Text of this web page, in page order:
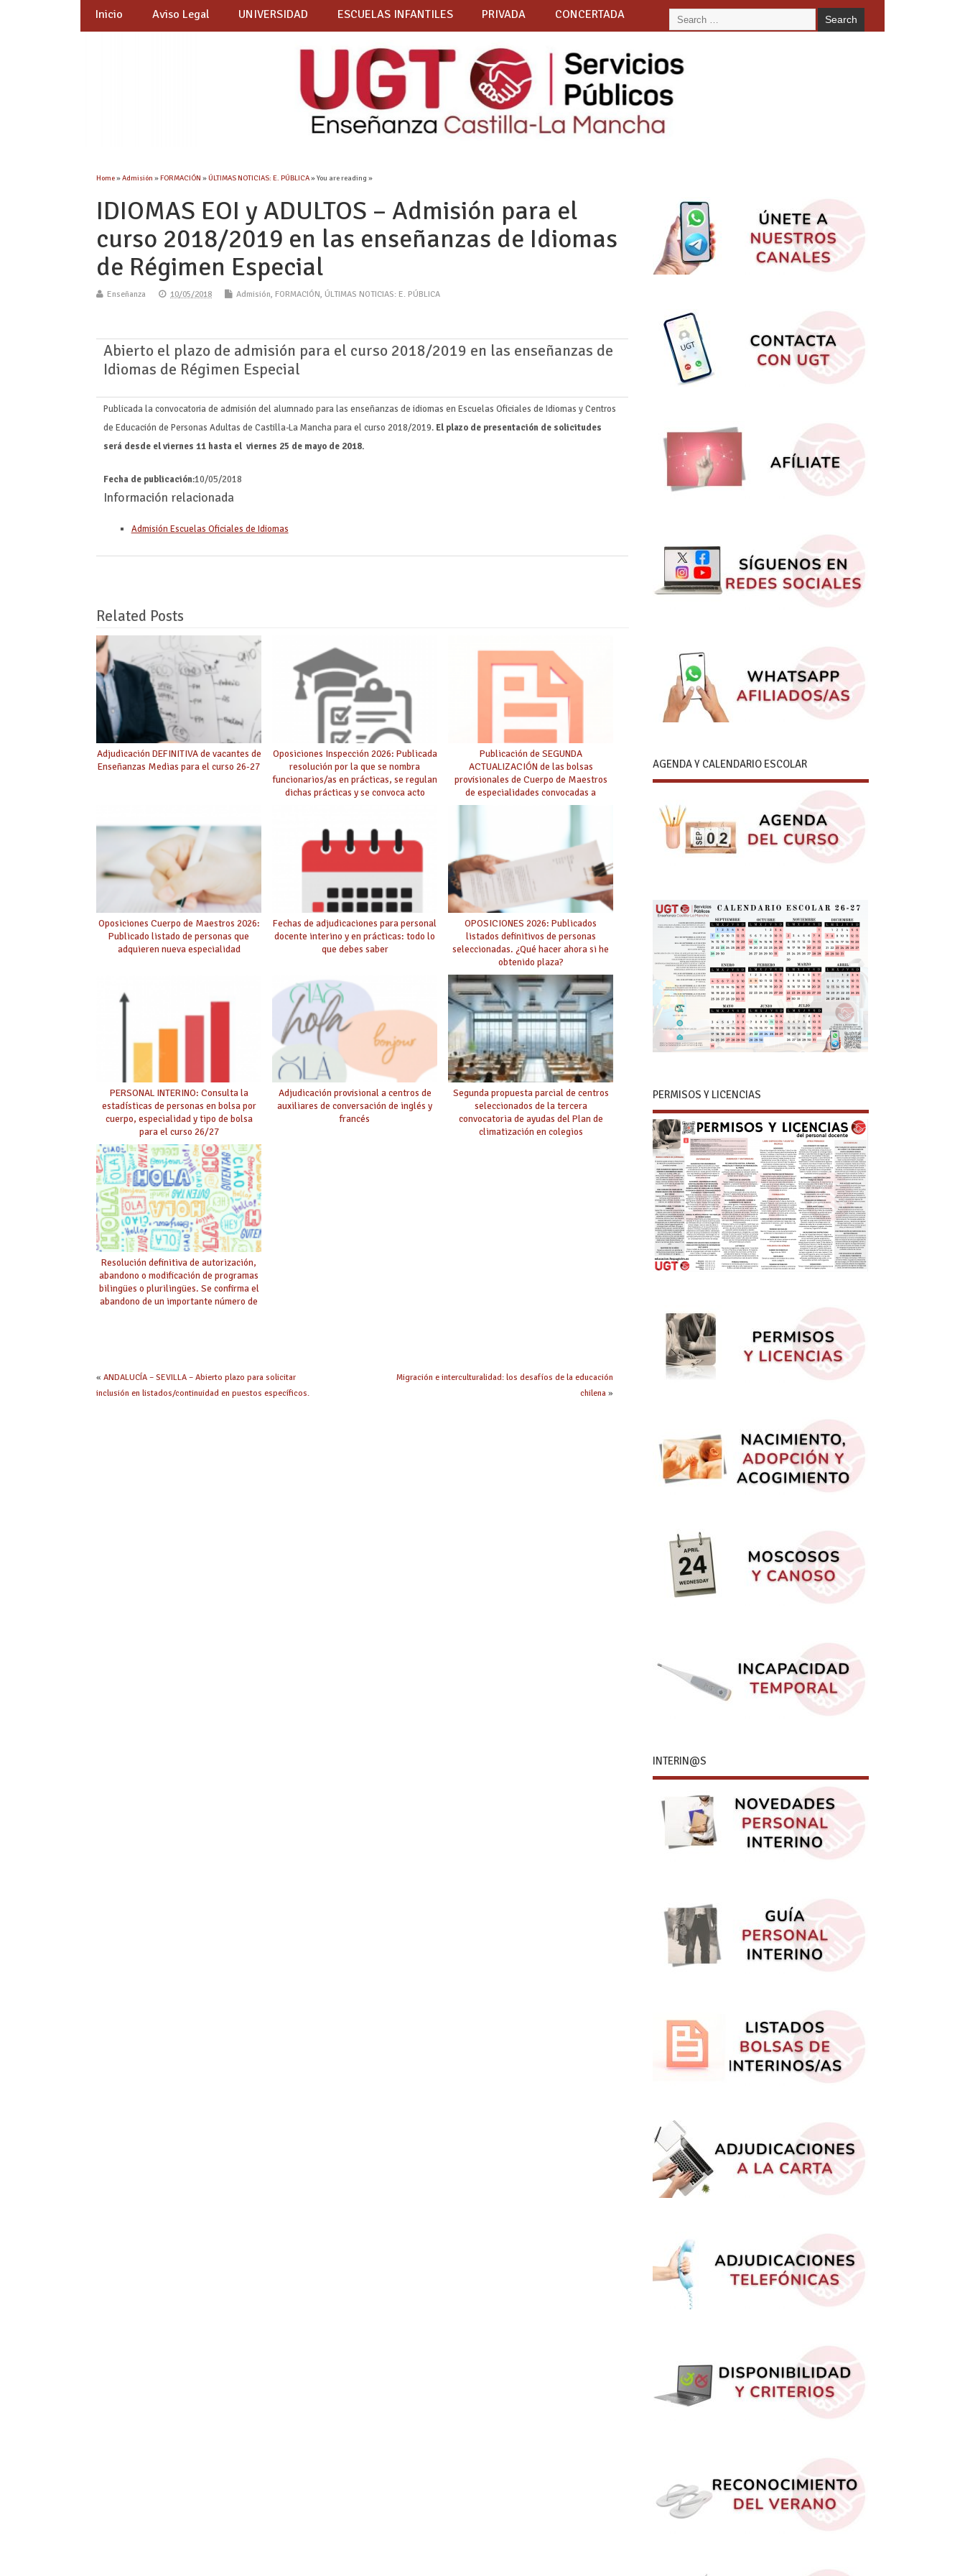
Inicio Aviso Legal UNIVERSIDAD ESCUELAS INFANTILES PRIVADA CONCERTADA
Home»Admisión »FORMACIÓN »ÚLTIMAS NOTICIAS: E. PÚBLICA» You are reading »
IDIOMAS EOI y ADULTOS – Admisión para el
curso 2018/2019 en las enseñanzas de Idiomas
de Régimen Especial
Enseñanza 10/05/2018 Admisión, FORMACIÓN, ÚLTIMAS NOTICIAS: E. PÚBLICA
Abierto el plazo de admisión para el curso 2018/2019 en las enseñanzas de
Idiomas de Régimen Especial
Publicada la convocatoria de admisión del alumnado para las enseñanzas de idiomas en Escuelas Oficiales de Idiomas y Centros
de Educación de Personas Adultas de Castilla-La Mancha para el curso 2018/2019. El plazo de presentación de solicitudes
será desde el viernes 11 hasta el viernes 25 de mayo de 2018.
Fecha de publicación:10/05/2018
Información relacionada
Admisión Escuelas Oficiales de Idiomas
Related Posts
Adjudicación DEFINITIVA de vacantes de
Enseñanzas Medias para el curso 26-27
Oposiciones Inspección 2026: Publicada
resolución por la que se nombra
funcionarios/as en prácticas, se regulan
dichas prácticas y se convoca acto
Publicación de SEGUNDA
ACTUALIZACIÓN de las bolsas
provisionales de Cuerpo de Maestros
de especialidades convocadas a
Oposiciones Cuerpo de Maestros 2026:
Publicado listado de personas que
adquieren nueva especialidad
Fechas de adjudicaciones para personal
docente interino y en prácticas: todo lo
que debes saber
OPOSICIONES 2026: Publicados
listados definitivos de personas
seleccionadas. ¿Qué hacer ahora si he
obtenido plaza?
PERSONAL INTERINO: Consulta la
estadísticas de personas en bolsa por
cuerpo, especialidad y tipo de bolsa
para el curso 26/27
Adjudicación provisional a centros de
auxiliares de conversación de inglés y
francés
Segunda propuesta parcial de centros
seleccionados de la tercera
convocatoria de ayudas del Plan de
climatización en colegios
Resolución definitiva de autorización,
abandono o modificación de programas
bilingües o plurilingües. Se confirma el
abandono de un importante número de
«ANDALUCÍA – SEVILLA – Abierto plazo para solicitar
inclusión en listados/continuidad en puestos específicos.
Migración e interculturalidad: los desafíos de la educación
chilena »
AGENDA Y CALENDARIO ESCOLAR
PERMISOS Y LICENCIAS
INTERIN@S